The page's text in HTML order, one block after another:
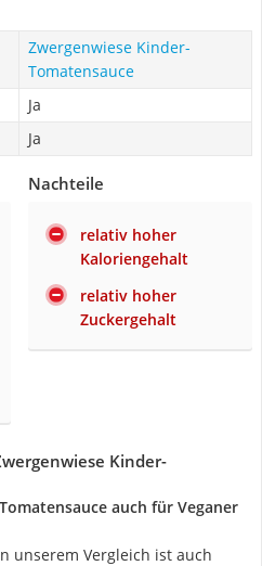
Zwergenwiese Kinder-
Tomatensauce
Ja
Ja
Nachteile
relativ hoher
Kaloriengehalt
relativ hoher
Zuckergehalt
Kinder-
auch für Veganer
unserem Vergleich ist auch